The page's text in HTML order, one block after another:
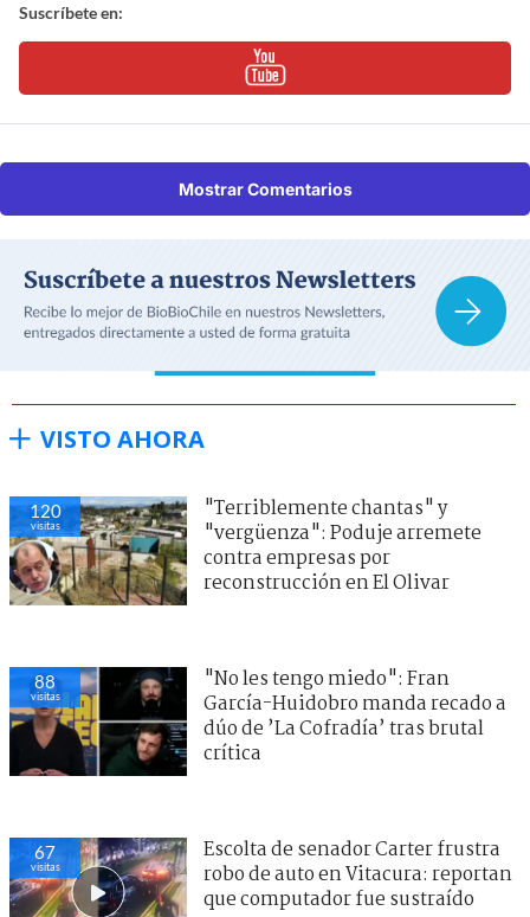
Suscríbete en:
Mostrar Comentarios
VISTO AHORA
120
visitas
"Terriblemente chantas" y
"vergüenza": Poduje arremete
contra empresas por
reconstrucción en El Olivar
88
visitas
"No les tengo miedo": Fran
García-Huidobro manda recado a
dúo de ’La Cofradía’ tras brutal
crítica
67
visitas
Escolta de senador Carter frustra
robo de auto en Vitacura: reportan
que computador fue sustraído